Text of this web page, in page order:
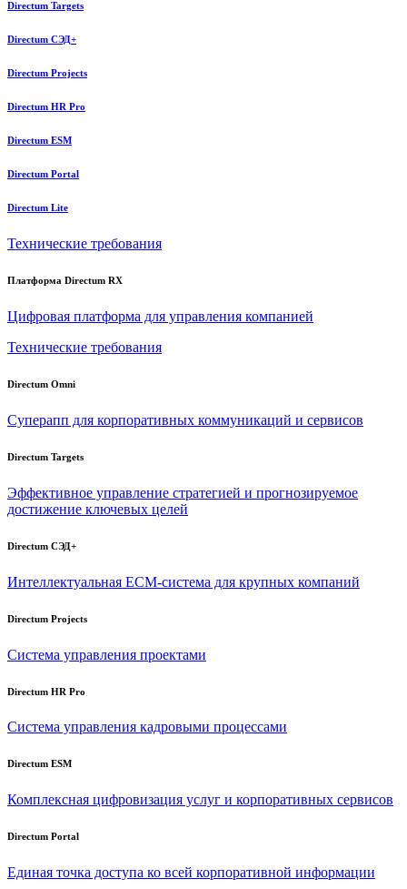
Directum Targets
Directum СЭД+
Directum Projects
Directum HR Pro
Directum ESM
Directum Portal
Directum Lite
Технические требования
Платформа Directum RX
Цифровая платформа для управления компанией
Технические требования
Directum Omni
Суперапп для корпоративных коммуникаций и сервисов
Directum Targets
Эффективное управление стратегией и прогнозируемое
достижение ключевых целей
Directum СЭД+
Интеллектуальная ECM-система для крупных компаний
Directum Projects
Система управления проектами
Directum HR Pro
Система управления кадровыми процессами
Directum ESM
Комплексная цифровизация услуг и корпоративных сервисов
Directum Portal
Единая точка доступа ко всей корпоративной информации